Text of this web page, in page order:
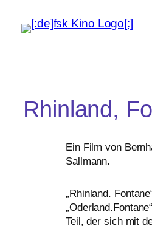
Rhinland,
Ein Film von
Sallmann.
„Rhinland.
Teil, der sich mit